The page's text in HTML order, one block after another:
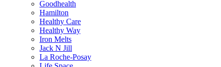
Goodhealth
Hamilton
Healthy Care
Healthy Way
Iron Melts
Jack N Jill
La Roche-Posay